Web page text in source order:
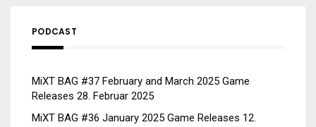
PODCAST
MiXT BAG #37 February and March 2025 Game
Releases 28. Februar 2025
MiXT BAG #36 January 2025 Game Releases 12.